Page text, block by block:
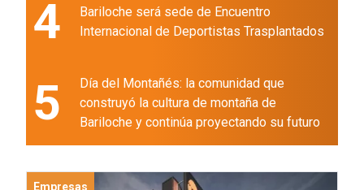
4
Bariloche será sede de Encuentro
Internacional de Deportistas Trasplantados
5
Día del Montañés: la comunidad que
construyó la cultura de montaña de
Bariloche y continúa proyectando su futuro
Empresas